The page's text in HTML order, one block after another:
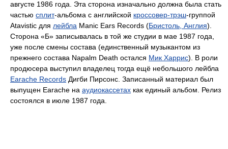
августе 1986 года. Эта сторона изначально должна была стать
частью сплит-альбома с английской кроссовер-трэш-группой
Atavistic для лейбла Manic Ears Records (Бристоль, Англия).
Сторона «Б» записывалась в той же студии в мае 1987 года,
уже после смены состава (единственный музыкантом из
прежнего состава Napalm Death остался Мик Харрис). В роли
продюсера выступил владелец тогда ещё небольшого лейбла
Earache Records Дигби Пирсонс. Записанный материал был
выпущен Earache на аудиокассетах как единый альбом. Релиз
состоялся в июле 1987 года.